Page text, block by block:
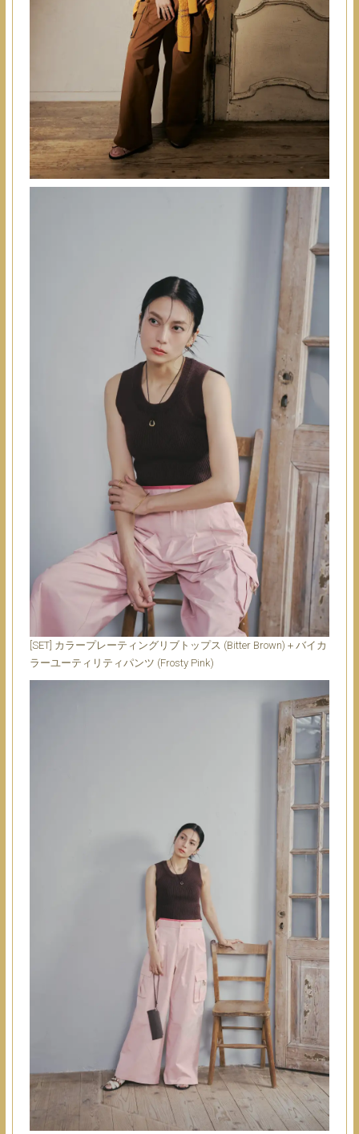
[SET] カラープレーティングリブトップス (Bitter Brown)＋バイカ
ラーユーティリティパンツ (Frosty Pink)